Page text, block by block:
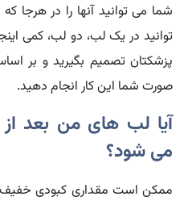
شما می توانید آنها را در هرجا
توانید در یک لب، دو لب، کمی
پزشکتان تصمیم بگیرید و بر
صورت شما این کار انجام دهید.
آیا لب های من بعد از
می شود؟
ممکن است مقداری کبودی خفیف